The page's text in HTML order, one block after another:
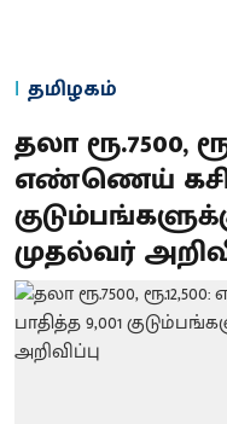
தமிழகம்
தலா ரூ.7500,
எண்ணெய்
முதல்வர்